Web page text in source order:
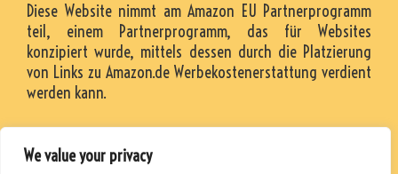
We value your privacy
Diese Website nimmt am Amazon EU Partnerprogramm
teil, einem Partnerprogramm, das für Websites
konzipiert wurde, mittels dessen durch die Platzierung
von Links zu Amazon.de Werbekostenerstattung verdient
werden kann.